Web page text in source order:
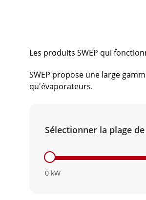
Les produits SWEP qui
SWEP propose une large
qu'évaporateurs.
Sélectionner la plage
0 kW